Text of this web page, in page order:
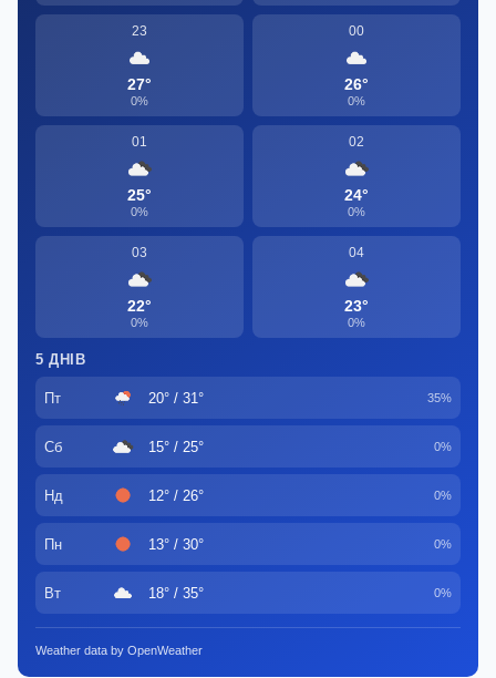
23
27°
0%
00
26°
0%
01
25°
0%
02
24°
0%
03
22°
0%
04
23°
0%
5 ДНІВ
Пт 20° / 31° 35%
Сб 15° / 25° 0%
Нд 12° / 26° 0%
Пн 13° / 30° 0%
Вт 18° / 35° 0%
Weather data by OpenWeather